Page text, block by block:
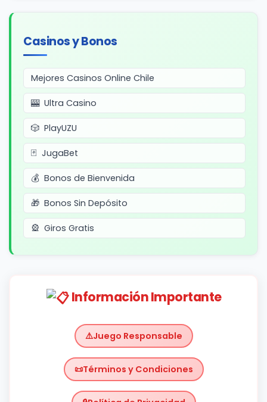
Casinos y Bonos
Mejores Casinos Online Chile
Ultra Casino
PlayUZU
JugaBet
Bonos de Bienvenida
Bonos Sin Depósito
Giros Gratis
Información Importante
Juego Responsable
Términos y Condiciones